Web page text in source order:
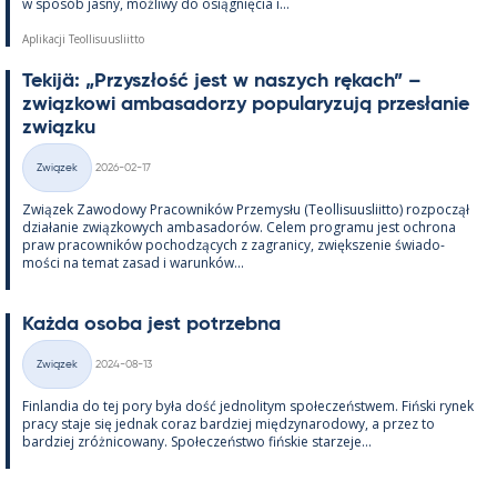
w sposób jasny, moż­liwy do osiąg­nięcia i...
Aplikacji Teollisuusliitto
Te­kijä: „Przyszłość jest w naszych rę­kach” –
związ­kowi am­ba­sa­dorzy po­pu­la­ryzują przesła­nie
związku
Kategorie
Związek
2026-02-17
Związek Zawo­dowy Pracow­ników Prze­mysłu (Teol­li­suus­liitto) roz­począł
działa­nie związ­kowych am­ba­sa­dorów. Ce­lem pro­gramu jest ochrona
praw pracow­ników poc­hodzących z za­gra­nicy, zwiększe­nie świa­do­
mości na te­mat za­sad i wa­runków...
Każda osoba jest potrzebna
Kategorie
Związek
2024-08-13
Fin­lan­dia do tej pory była dość jed­no­li­tym społeczeństwem. Fiński ry­nek
pracy staje się jed­nak co­raz bardziej między­na­ro­dowy, a przez to
bardziej zróż­nicowany. Społeczeństwo fińs­kie starzeje...